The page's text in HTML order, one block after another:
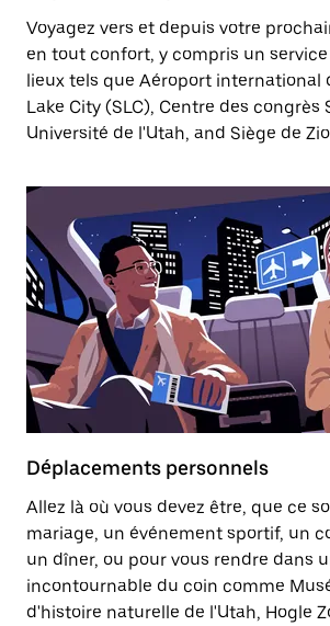
Voyagez vers et depuis votre
en tout confort, y compris un service
lieux tels que Aéroport international
Lake City (SLC), Centre des congrès
Université de l'Utah, and Siège de
Déplacements personnels
Allez là où vous devez être, que ce
mariage, un événement sportif, un
un dîner, ou pour vous rendre dans
incontournable du coin comme
d'histoire naturelle de l'Utah, Hogle